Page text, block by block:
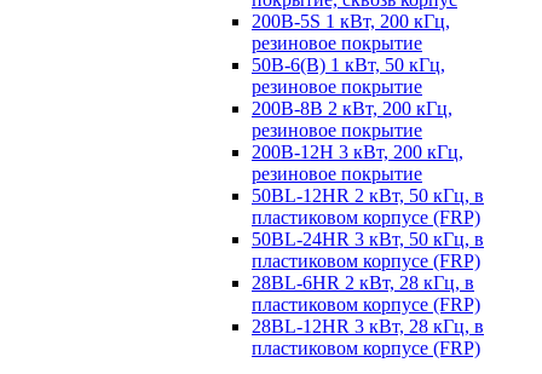
200B-5S 1 кВт, 200 кГц,
резиновое покрытие
50B-6(B) 1 кВт, 50 кГц,
резиновое покрытие
200B-8B 2 кВт, 200 кГц,
резиновое покрытие
200B-12H 3 кВт, 200 кГц,
резиновое покрытие
50BL-12HR 2 кВт, 50 кГц, в
пластиковом корпусе (FRP)
50BL-24HR 3 кВт, 50 кГц, в
пластиковом корпусе (FRP)
28BL-6HR 2 кВт, 28 кГц, в
пластиковом корпусе (FRP)
28BL-12HR 3 кВт, 28 кГц, в
пластиковом корпусе (FRP)